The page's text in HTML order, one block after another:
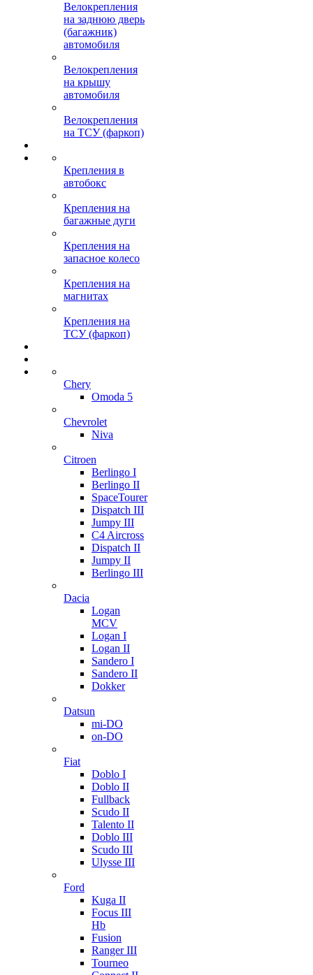
Велокрепления
на заднюю дверь
(багажник)
автомобиля
Велокрепления
на крышу
автомобиля
Велокрепления
на ТСУ (фаркоп)
Крепления в
автобокс
Крепления на
багажные дуги
Крепления на
запасное колесо
Крепления на
магнитах
Крепления на
ТСУ (фаркоп)
Chery
Omoda 5
Chevrolet
Niva
Citroen
Berlingo I
Berlingo II
SpaceTourer
Dispatch III
Jumpy III
C4 Aircross
Dispatch II
Jumpy II
Berlingo III
Dacia
Logan
MCV
Logan I
Logan II
Sandero I
Sandero II
Dokker
Datsun
mi-DO
on-DO
Fiat
Doblo I
Doblo II
Fullback
Scudo II
Talento II
Doblo III
Scudo III
Ulysse III
Ford
Kuga II
Focus III
Hb
Fusion
Ranger III
Tourneo